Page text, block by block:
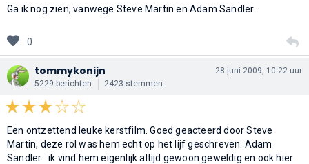
Ga ik nog zien, vanwege Steve Martin en Adam Sandler.
0
tommykonijn
5229 berichten 2423 stemmen
28 juni 2009, 10:22 uur
Een ontzettend leuke kerstfilm. Goed geacteerd door Steve
Martin, deze rol was hem echt op het lijf geschreven. Adam
Sandler : ik vind hem eigenlijk altijd gewoon geweldig en ook hier